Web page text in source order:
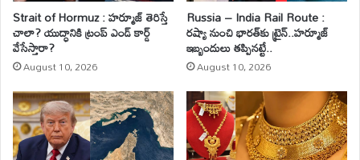
Strait of Hormuz : హర్మూజ్ తెరిస్తే
చాలా? యుద్ధానికి ట్రంప్ ఎండ్ కార్డ్
వేసేస్తారా?
August 10, 2026
Russia – India Rail Route :
రష్యా నుంచి భారత్‌కు ట్రైన్..హర్మూజ్
ఇబ్బందులు తప్పినట్టే..
August 10, 2026